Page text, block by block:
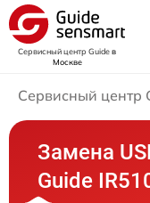
Сервисный центр Guideв
Москве
Сервисный центр
Замена
Guide